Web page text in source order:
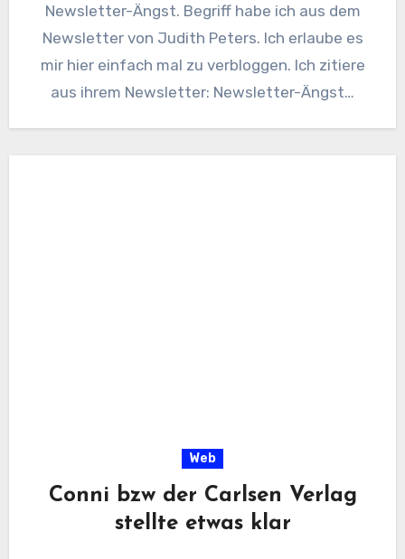
Newsletter-Ängst. Begriff habe ich aus dem
Newsletter von Judith Peters. Ich erlaube es
mir hier einfach mal zu verbloggen. Ich zitiere
aus ihrem Newsletter: Newsletter-Ängst…
Web
Conni bzw der Carlsen Verlag
stellte etwas klar